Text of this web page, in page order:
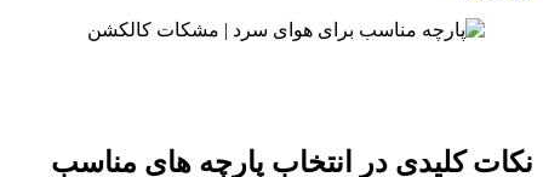
نکات کلیدی در انتخاب پارچه های مناسب